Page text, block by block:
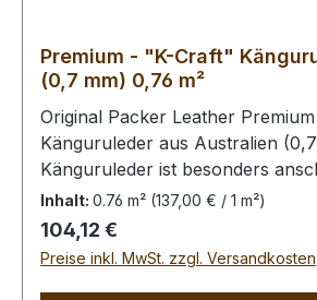
Premium - "K-Craft"
(0,7 mm) 0,76 m²
Original Packer Leather
Känguruleder aus Australien
Känguruleder ist besonders
dennoch äußerst zug.- und
pflanzliche Gerbung ohne
Oberflächenbehandlung. Die
Freiland, kleinere Narben von
Inhalt: 0.76 m² (137,00 € / 1 m²)
Regulärer Preis:
104,12 €
Preise inkl. MwSt. zzgl. Versandkosten